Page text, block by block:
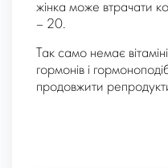
жінка може втрачати
– 20.
Так само немає
гормонів і
продовжити